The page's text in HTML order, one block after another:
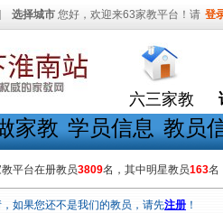
选择城市 您好，欢迎来63家教平台！请 登
六三家教
家教 学员信息 教员
平台在册教员3809名，其中明星教员163名
如果您还不是我们的教员，请先注册 ！